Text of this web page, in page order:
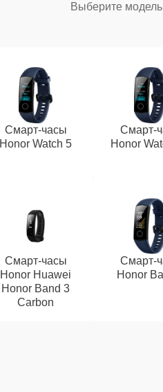
Выберите модель
Смарт-часы
Honor Watch 5
Смарт-
Honor
Смарт-часы
Honor Huawei
Honor Band 3
Carbon
Смарт-
Honor